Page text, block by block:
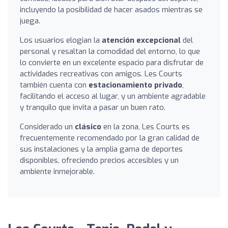
incluyendo la posibilidad de hacer asados mientras se
juega.
Los usuarios elogian la atención excepcional del
personal y resaltan la comodidad del entorno, lo que
lo convierte en un excelente espacio para disfrutar de
actividades recreativas con amigos. Les Courts
también cuenta con estacionamiento privado,
facilitando el acceso al lugar, y un ambiente agradable
y tranquilo que invita a pasar un buen rato.
Considerado un clásico en la zona, Les Courts es
frecuentemente recomendado por la gran calidad de
sus instalaciones y la amplia gama de deportes
disponibles, ofreciendo precios accesibles y un
ambiente inmejorable.